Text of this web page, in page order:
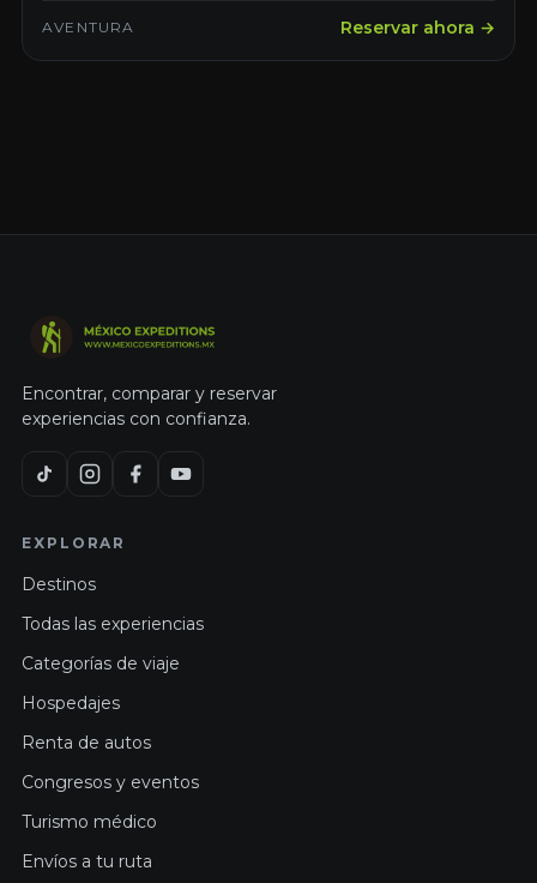
AVENTURA Reservar ahora →
Encontrar, comparar y reservar
experiencias con confianza.
EXPLORAR
Destinos
Todas las experiencias
Categorías de viaje
Hospedajes
Renta de autos
Congresos y eventos
Turismo médico
Envíos a tu ruta